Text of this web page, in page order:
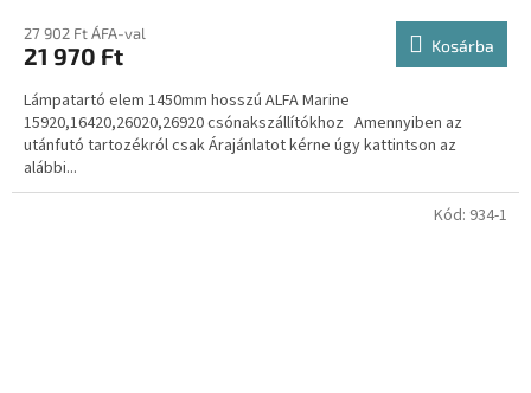
27 902 Ft ÁFA-val
21 970 Ft Kosárba
Lámpatartó elem 1450mm hosszú ALFA Marine
15920,16420,26020,26920 csónakszállítókhoz Amennyiben az
utánfutó tartozékról csak Árajánlatot kérne úgy kattintson az
alábbi...
Kód: 934-1